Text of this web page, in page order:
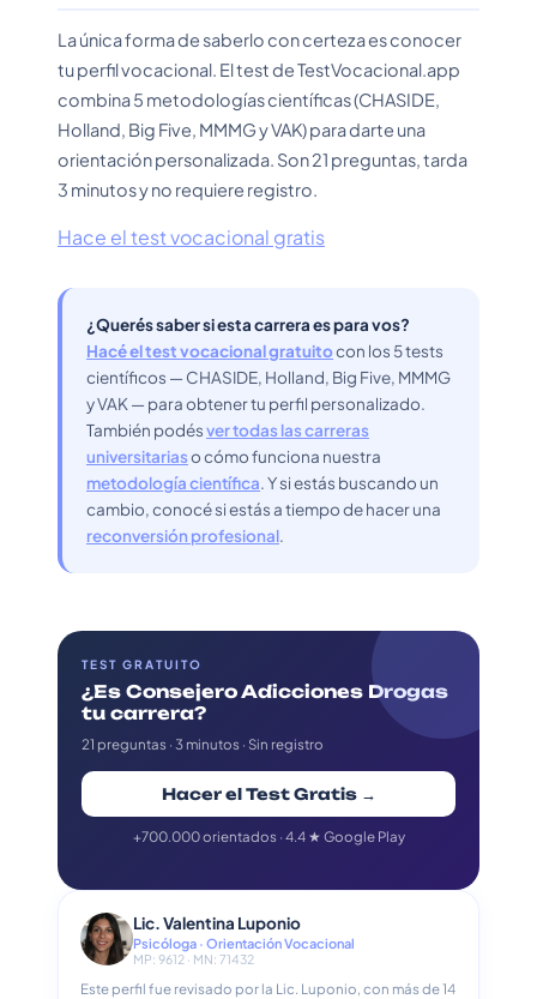
La única forma de saberlo con certeza es conocer
tu perfil vocacional. El test de TestVocacional.app
combina 5 metodologías científicas (CHASIDE,
Holland, Big Five, MMMG y VAK) para darte una
orientación personalizada. Son 21 preguntas, tarda
3 minutos y no requiere registro.
Hace el test vocacional gratis
¿Querés saber si esta carrera es para vos?
Hacé el test vocacional gratuitocon los 5 tests
científicos — CHASIDE, Holland, Big Five, MMMG
y VAK — para obtener tu perfil personalizado.
También podésver todas las carreras
universitariaso cómo funciona nuestra
metodología científica. Y si estás buscando un
cambio, conocé si estás a tiempo de hacer una
reconversión profesional.
TEST GRATUITO
¿Es Consejero Adicciones Drogas
tu carrera?
21 preguntas · 3 minutos · Sin registro
Hacer el Test Gratis →
+700.000 orientados · 4.4 ★ Google Play
Lic. Valentina Luponio
Psicóloga · Orientación Vocacional
MP: 9612 · MN: 71432
Este perfil fue revisado por la Lic. Luponio, con más de 14